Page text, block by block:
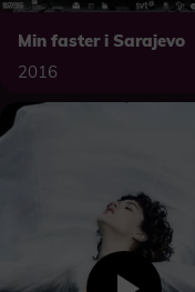
Min faster i Sarajevo
2016